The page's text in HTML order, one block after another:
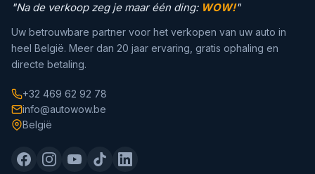
"Na de verkoop zeg je maar één ding: WOW!"
Uw betrouwbare partner voor het verkopen van uw auto in
heel België. Meer dan 20 jaar ervaring, gratis ophaling en
directe betaling.
+32 469 62 92 78
info@autowow.be
België